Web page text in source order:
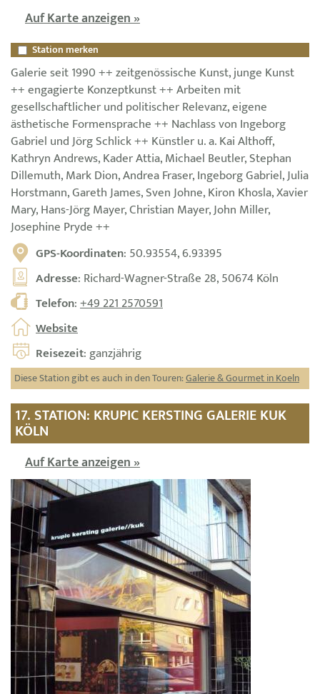
Auf Karte anzeigen »
Station merken
Galerie seit 1990 ++ zeitgenössische Kunst, junge Kunst
++ engagierte Konzeptkunst ++ Arbeiten mit
gesellschaftlicher und politischer Relevanz, eigene
ästhetische Formensprache ++ Nachlass von Ingeborg
Gabriel und Jörg Schlick ++ Künstler u. a. Kai Althoff,
Kathryn Andrews, Kader Attia, Michael Beutler, Stephan
Dillemuth, Mark Dion, Andrea Fraser, Ingeborg Gabriel, Julia
Horstmann, Gareth James, Sven Johne, Kiron Khosla, Xavier
Mary, Hans-Jörg Mayer, Christian Mayer, John Miller,
Josephine Pryde ++
GPS-Koordinaten: 50.93554, 6.93395
Adresse: Richard-Wagner-Straße 28, 50674 Köln
Telefon:+49 221 2570591
Website
Reisezeit: ganzjährig
Diese Station gibt es auch in den Touren:Galerie & Gourmet in Koeln
17. STATION: KRUPIC KERSTING GALERIE KUK
KÖLN
Auf Karte anzeigen »